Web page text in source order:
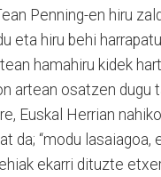
Penning-en hiru
eta hiru behi
hamahiru kidek
artean osatzen
Euskal Herrian
da; “modu lasaiagoa,
ekarri dituzte